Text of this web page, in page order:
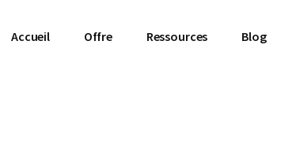
Accueil Offre Ressources Blog